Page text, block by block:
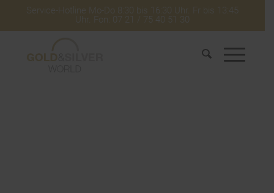
Service-Hotline Mo-Do 8:30 bis 16:30 Uhr. Fr bis 13:45
Uhr. Fon: 07 21 / 75 40 51 30